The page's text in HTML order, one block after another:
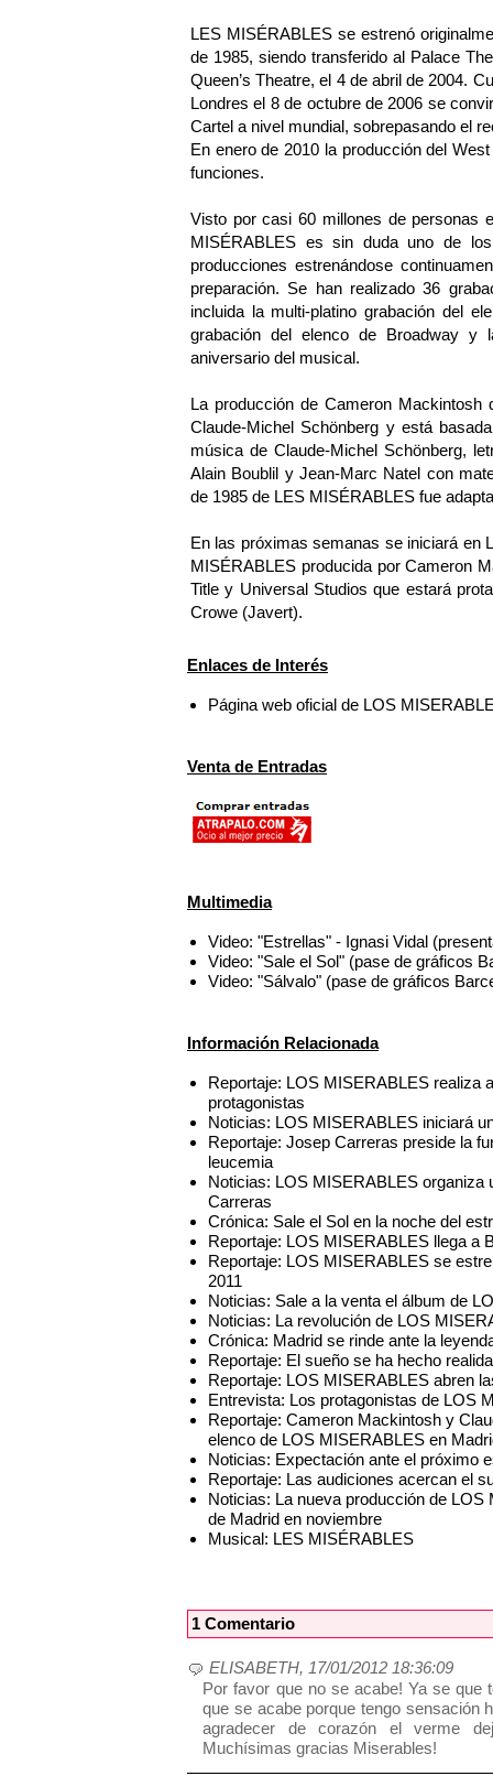
LES MISÉRABLES se estrenó
de 1985, siendo transferido al Palace
Queen’s Theatre, el 4 de abril de 2004.
Londres el 8 de octubre de 2006 se
Cartel a nivel mundial, sobrepasando el
En enero de 2010 la producción del
funciones.
Visto por casi 60 millones de personas
MISÉRABLES es sin duda uno de
producciones estrenándose
preparación. Se han realizado 36
incluida la multi-platino grabación del
grabación del elenco de Broadway y
aniversario del musical.
La producción de Cameron
Claude-Michel Schönberg y está
música de Claude-Michel Schönberg,
Alain Boublil y Jean-Marc Natel con
de 1985 de LES MISÉRABLES fue
En las próximas semanas se iniciará en
MISÉRABLES producida por Cameron
Title y Universal Studios que estará
Crowe (Javert).
Enlaces de Interés
Página web oficial de LOS
Venta de Entradas
Multimedia
Video: "Estrellas" - Ignasi Vidal
Video: "Sale el Sol" (pase de gráficos
Video: "Sálvalo" (pase de gráficos
Información Relacionada
Reportaje: LOS MISERABLES realiza
protagonistas
Noticias: LOS MISERABLES iniciará
Reportaje: Josep Carreras preside la
leucemia
Noticias: LOS MISERABLES organiza
Carreras
Crónica: Sale el Sol en la noche del
Reportaje: LOS MISERABLES llega a
Reportaje: LOS MISERABLES se
2011
Noticias: Sale a la venta el álbum de
Noticias: La revolución de LOS
Crónica: Madrid se rinde ante la
Reportaje: El sueño se ha hecho
Reportaje: LOS MISERABLES abren
Entrevista: Los protagonistas de LOS
Reportaje: Cameron Mackintosh y
elenco de LOS MISERABLES en
Noticias: Expectación ante el próximo
Reportaje: Las audiciones acercan el
Noticias: La nueva producción de LOS
de Madrid en noviembre
Musical: LES MISÉRABLES
1 Comentario
ELISABETH, 17/01/2012 18:36:09
Por favor que no se acabe! Ya se que
que se acabe porque tengo sensación
agradecer de corazón el verme
Muchísimas gracias Miserables!